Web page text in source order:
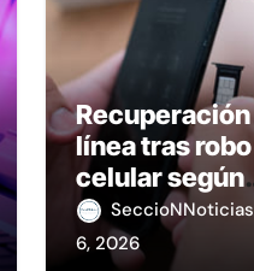
línea tras
celular según
OSIPTEL
SeccioNNoticias
6, 2026